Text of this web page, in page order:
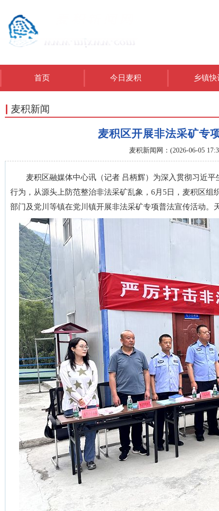
首页 今日麦积 乡镇快
麦积新闻
麦积区开展非法采矿专
麦积新闻网：(2026-06-05
麦积区融媒体中心讯（记者 吕柄辉）为深入贯彻习近
行为，从源头上防范整治非法采矿乱象，6月5日，麦积区
部门及党川等镇在党川镇开展非法采矿专项普法宣传活动